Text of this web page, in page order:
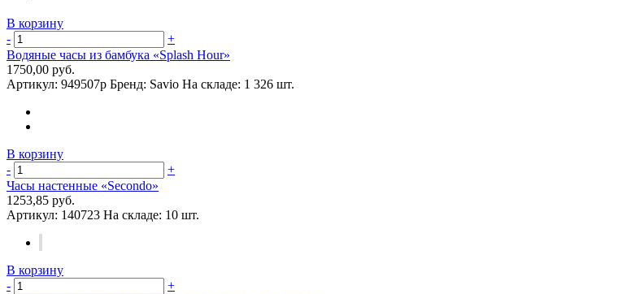
В корзину
-
+
Водяные часы из бамбука «Splash Hour»
1750,00 руб.
Артикул: 949507p Бренд: Savio На складе: 1 326 шт.
В корзину
-
+
Часы настенные «Secondo»
1253,85 руб.
Артикул: 140723 На складе: 10 шт.
В корзину
-
+